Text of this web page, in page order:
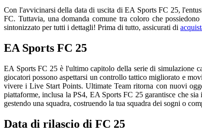
Con l'avvicinarsi della data di uscita di EA Sports FC 25,
FC. Tuttavia, una domanda comune tra coloro che
sintonizzato per tutti i dettagli! Prima di tutto, assicurati di
EA Sports FC 25
EA Sports FC 25 è l'ultimo capitolo della serie di simulazione
giocatori possono aspettarsi un controllo tattico migliorato e
vivere i Live Start Points. Ultimate Team ritorna con nuovi
piattaforme, inclusa la PS4, EA Sports FC 25 garantisce che
gestendo una squadra, costruendo la tua squadra dei sogni o
Data di rilascio di FC 25